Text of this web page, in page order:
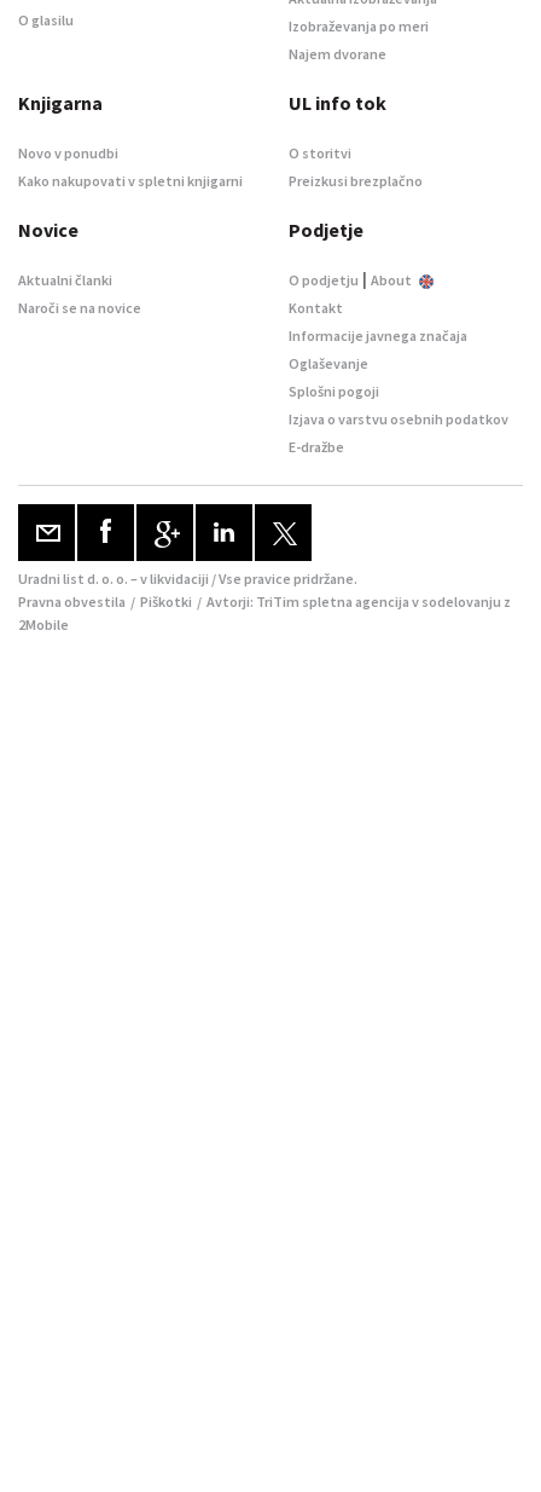
O glasilu
Izobraževanja po meri
Najem dvorane
Knjigarna
Novo v ponudbi
Kako nakupovati v spletni knjigarni
UL info tok
O storitvi
Preizkusi brezplačno
Novice
Aktualni članki
Naroči se na novice
Podjetje
O podjetju | About
Kontakt
Informacije javnega značaja
Oglaševanje
Splošni pogoji
Izjava o varstvu osebnih podatkov
E-dražbe
Uradni list d. o. o. – v likvidaciji / Vse pravice pridržane.
Pravna obvestila / Piškotki / Avtorji: TriTim spletna agencija v sodelovanju z
2Mobile